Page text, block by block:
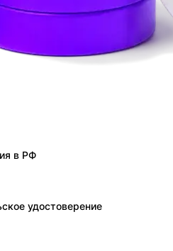
в РФ
удостоверение